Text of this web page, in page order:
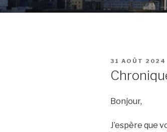
PUBLIÉ
31 AOÛT 2024
Bonjour,
J’espère que